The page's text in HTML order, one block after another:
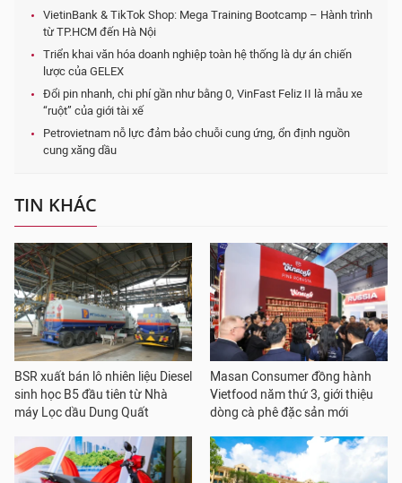
VietinBank & TikTok Shop: Mega Training Bootcamp – Hành trình
từ TP.HCM đến Hà Nội
Triển khai văn hóa doanh nghiệp toàn hệ thống là dự án chiến
lược của GELEX
Đổi pin nhanh, chi phí gần như bằng 0, VinFast Feliz II là mẫu xe
“ruột” của giới tài xế
Petrovietnam nỗ lực đảm bảo chuỗi cung ứng, ổn định nguồn
cung xăng dầu
TIN KHÁC
BSR xuất bán lô nhiên liệu Diesel
sinh học B5 đầu tiên từ Nhà
máy Lọc dầu Dung Quất
Masan Consumer đồng hành
Vietfood năm thứ 3, giới thiệu
dòng cà phê đặc sản mới